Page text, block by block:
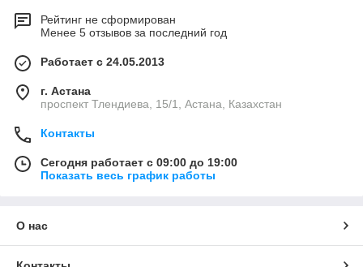
Рейтинг не сформирован
Менее 5 отзывов за последний год
Работает с 24.05.2013
г. Астана
проспект Тлендиева, 15/1, Астана, Казахстан
Контакты
Сегодня работает с 09:00 до 19:00
Показать весь график работы
О нас